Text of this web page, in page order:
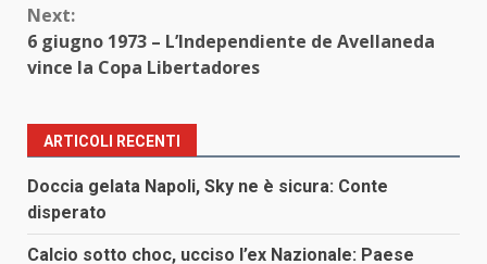
Next:
6 giugno 1973 – L’Independiente de Avellaneda
vince la Copa Libertadores
ARTICOLI RECENTI
Doccia gelata Napoli, Sky ne è sicura: Conte
disperato
Calcio sotto choc, ucciso l’ex Nazionale: Paese